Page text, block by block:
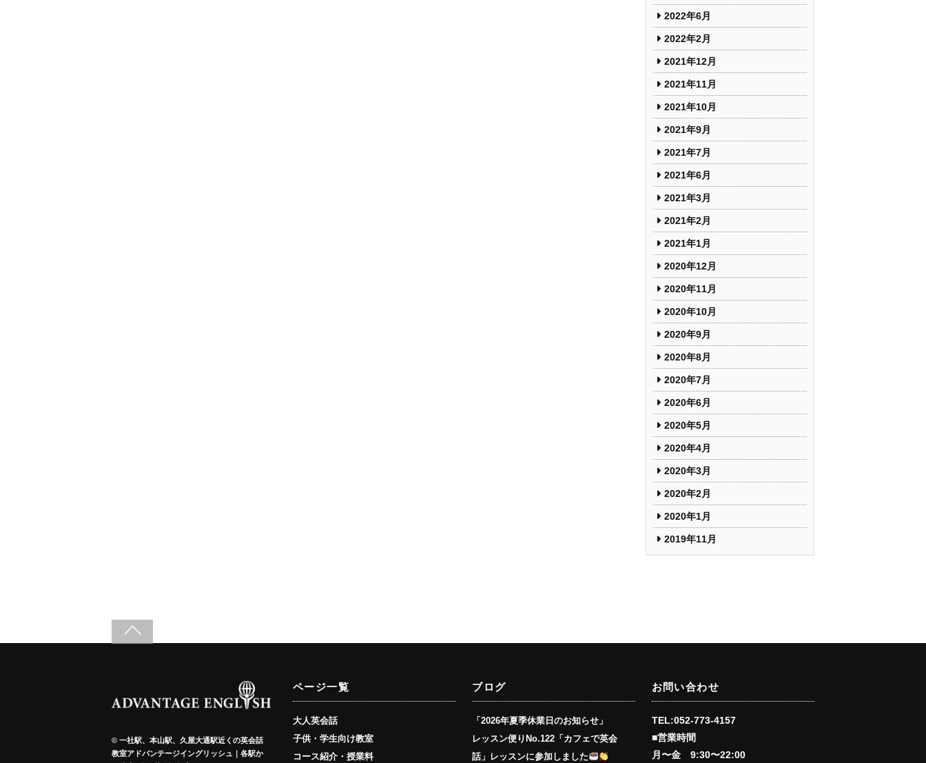
2022年6月
2022年2月
2021年12月
2021年11月
2021年10月
2021年9月
2021年7月
2021年6月
2021年3月
2021年2月
2021年1月
2020年12月
2020年11月
2020年10月
2020年9月
2020年8月
2020年7月
2020年6月
2020年5月
2020年4月
2020年3月
2020年2月
2020年1月
2019年11月
© 一社駅、本山駅、久屋大通駅近くの英会話
教室アドバンテージイングリッシュ｜各駅か
ページ一覧
大人英会話
子供・学生向け教室
コース紹介・授業料
ブログ
「2026年夏季休業日のお知らせ」
レッスン便りNo.122「カフェで英会
話」レッスンに参加しました
お問い合わせ
TEL:052-773-4157
■営業時間
月〜金 9:30〜22:00